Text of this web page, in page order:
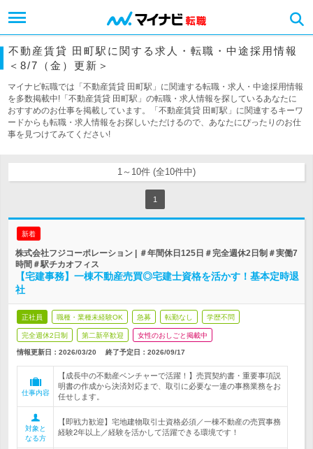
不動産賃貸 田町駅に関する求人・転職・中途採用情報
＜8/7（金）更新＞
マイナビ転職では「不動産賃貸 田町駅」に関連する転職・求人・中途採用情報
を多数掲載中!「不動産賃貸 田町駅」の転職・求人情報を探しているあなたに
おすすめのお仕事を掲載しています。「不動産賃貸 田町駅」に関連するキーワ
ードからも転職・求人情報をお探しいただけるので、あなたにぴったりのお仕
事を見つけてみてください!
1～10件 (全10件中)
1
新着
株式会社フジコーポレーション | ＃年間休日125日＃完全週休2日制＃実働7
時間＃駅チカオフィス
【宅建事務】一棟不動産売買◎宅建士資格を活かす！基本定時退
社
正社員 職種・業種未経験OK 急募 転勤なし 学歴不問
完全週休2日制 第二新卒歓迎 女性のおしごと掲載中
情報更新日：2026/03/20 終了予定日： 2026/09/17
仕事内容
【成長中の不動産ベンチャーで活躍！】売買契約書・重要事項説
明書の作成から決済対応まで、取引に必要な一連の事務業務をお
任せします。
対象と
なる方
【即戦力歓迎】宅地建物取引士資格必須／一棟不動産の売買事務
経験2年以上／経験を活かして活躍できる環境です！